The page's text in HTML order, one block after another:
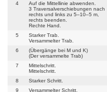
4
Auf die Mittellinie abwenden.
3 Traversalverschiebungen nach
rechts und links zu 5–10–5 m,
rechts beenden.
Rechte Hand.
5
Starker Trab.
Versammelter Trab.
6
(Übergänge bei M und K)
(Der versammelte Trab)
7
Mittelschritt.
Mittelschritt.
8
Starker Schritt.
9
Versammelter Schritt.